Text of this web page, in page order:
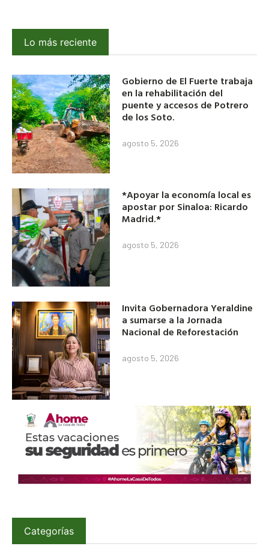
Lo más reciente
Gobierno de El Fuerte trabaja
en la rehabilitación del
puente y accesos de Potrero
de los Soto.
agosto 5, 2026
*Apoyar la economía local es
apostar por Sinaloa: Ricardo
Madrid.*
agosto 5, 2026
Invita Gobernadora Yeraldine
a sumarse a la Jornada
Nacional de Reforestación
agosto 5, 2026
Categorías